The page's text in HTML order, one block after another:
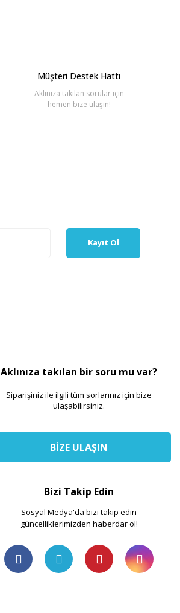
Müşteri Destek Hattı
Aklınıza takılan sorular için
hemen bize ulaşın!
Kayıt Ol
Aklınıza takılan bir soru mu var?
Siparişiniz ile ilgili tüm sorlarınız için bize
ulaşabilirsiniz.
BİZE ULAŞIN
Bizi Takip Edin
Sosyal Medya'da bizi takip edin
güncelliklerimizden haberdar ol!